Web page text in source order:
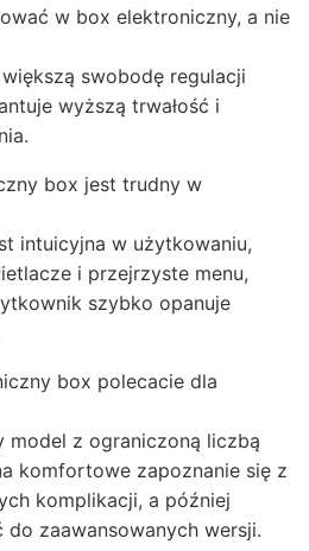
w box elektroniczny, a nie
swobodę regulacji
wyższą trwałość i
box jest trudny w
intuicyjna w użytkowaniu,
i przejrzyste menu,
szybko opanuje
box polecacie dla
model z ograniczoną liczbą
komfortowe zapoznanie się z
komplikacji, a później
zaawansowanych wersji.